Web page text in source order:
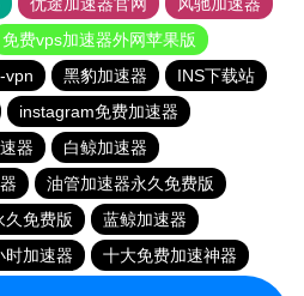
优途加速器官网
风驰加速器
免费vps加速器外网苹果版
vpn 黑豹加速器
INS下载站
instagram免费加速器
器
白鲸加速器
油管加速器永久免费版
久免费版
蓝鲸加速器
时加速器
十大免费加速神器